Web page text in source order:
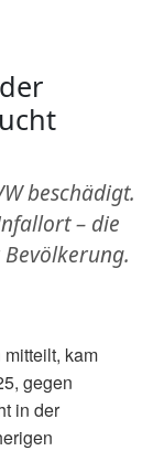
beschädigt.
– die
kam
gegen
in der